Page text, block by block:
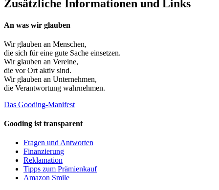
Zusätzliche Informationen und Links
An was wir glauben
Wir glauben an Menschen,
die sich für eine gute Sache einsetzen.
Wir glauben an Vereine,
die vor Ort aktiv sind.
Wir glauben an Unternehmen,
die Verantwortung wahrnehmen.
Das Gooding-Manifest
Gooding ist transparent
Fragen und Antworten
Finanzierung
Reklamation
Tipps zum Prämienkauf
Amazon Smile